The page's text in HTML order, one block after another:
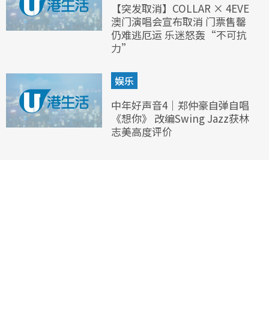
【突发取消】COLLAR × 4EVE
澳门演唱会宣布取消 门票售罄
仍难逃厄运 乐迷怒轰“不可抗
力”
娱乐
中年好声音4｜郑仲豪自弹自唱
《想你》 改编Swing Jazz获林
志美高度评价